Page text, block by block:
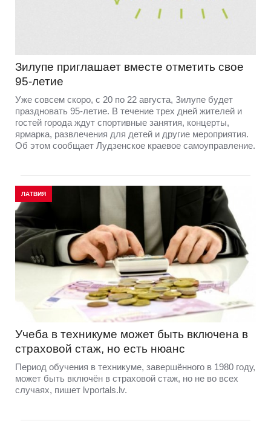
Зилупе приглашает вместе отметить свое
95-летие
Уже совсем скоро, с 20 по 22 августа, Зилупе будет
праздновать 95-летие. В течение трех дней жителей и
гостей города ждут спортивные занятия, концерты,
ярмарка, развлечения для детей и другие мероприятия.
Об этом сообщает Лудзенское краевое самоуправление.
ЛАТВИЯ
Учеба в техникуме может быть включена в
страховой стаж, но есть нюанс
Период обучения в техникуме, завершённого в 1980 году,
может быть включён в страховой стаж, но не во всех
случаях, пишет lvportals.lv.